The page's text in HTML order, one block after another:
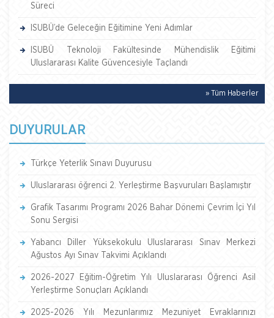
Süreci
ISUBÜ’de Geleceğin Eğitimine Yeni Adımlar
ISUBÜ Teknoloji Fakültesinde Mühendislik Eğitimi
Uluslararası Kalite Güvencesiyle Taçlandı
» Tüm Haberler
DUYURULAR
Türkçe Yeterlik Sınavı Duyurusu
Uluslararası öğrenci 2. Yerleştirme Başvuruları Başlamıştır
Grafik Tasarımı Programı 2026 Bahar Dönemi Çevrim İçi Yıl
Sonu Sergisi
Yabancı Diller Yüksekokulu Uluslararası Sınav Merkezi
Ağustos Ayı Sınav Takvimi Açıklandı
2026-2027 Eğitim-Öğretim Yılı Uluslararası Öğrenci Asil
Yerleştirme Sonuçları Açıklandı
2025-2026 Yılı Mezunlarımız Mezuniyet Evraklarınızı